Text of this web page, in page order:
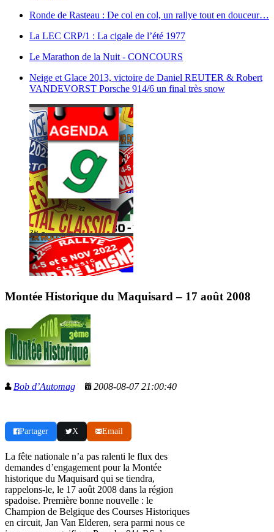
Ronde de Rasteau : De col en col, un rallye tout en douceur…
La LEC CRP/1 : La cigale de l’été 1977
Le Marathon de la Nuit - CONCOURS
Neige et Glace 2013, victoire de Daniel REUTER & Robert
VANDEVORST Porsche 914/6 un final très snow
Montée Historique du Maquisard – 17 août 2008
Bob d’Automag 2008-08-07 21:00:40
Partager X Email
La fête nationale n’a pas ralenti le flux des
demandes d’engagement pour la Montée
historique du Maquisard qui se tiendra,
rappelons-le, le 17 août 2008 dans la région
spadoise. Première bonne nouvelle : le
Champion de Belgique des Courses Historiques
en circuit, Jan Van Elderen, sera parmi nous ce